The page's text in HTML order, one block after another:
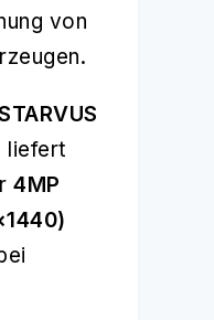
von
liefert
4MP